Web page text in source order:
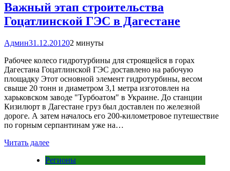
Важный этап строительства
Гоцатлинской ГЭС в Дагестане
Админ31.12.201202 минуты
Рабочее колесо гидротурбины для строящейся в горах
Дагестана Гоцатлинской ГЭС доставлено на рабочую
площадку Этот основной элемент гидротурбины, весом
свыше 20 тонн и диаметром 3,1 метра изготовлен на
харьковском заводе "Турбоатом" в Украине. До станции
Кизилюрт в Дагестане груз был доставлен по железной
дороге. А затем началось его 200-километровое путешествие
по горным серпантинам уже на…
Читать далее
Регионы